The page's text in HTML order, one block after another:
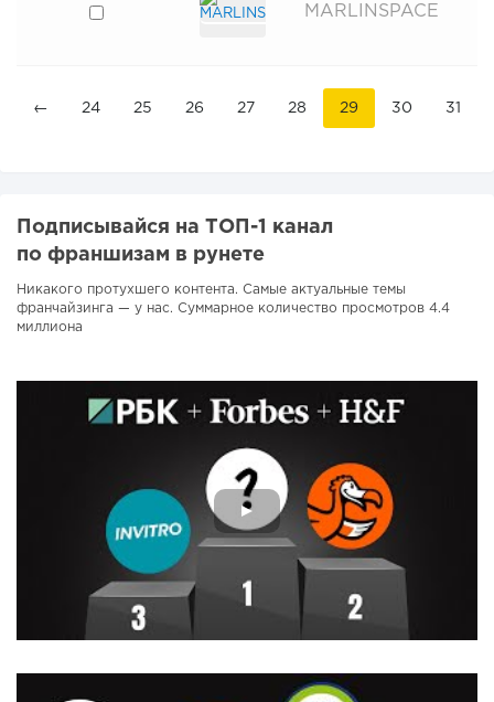
MARLINSPACE
← 24 25 26 27 28 29 30 31
Подписывайся на ТОП-1 канал
по франшизам в рунете
Никакого протухшего контента. Самые актуальные темы
франчайзинга — у нас. Суммарное количество просмотров 4.4
миллиона